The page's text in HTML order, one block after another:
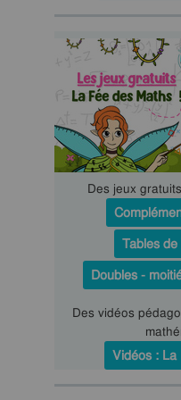
Des jeux
Tables
Doubles -
Des vidéos
Vidéos : La